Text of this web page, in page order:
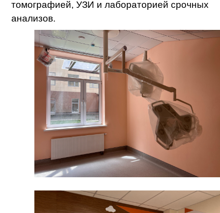
томографией, УЗИ и лабораторией срочных
анализов.